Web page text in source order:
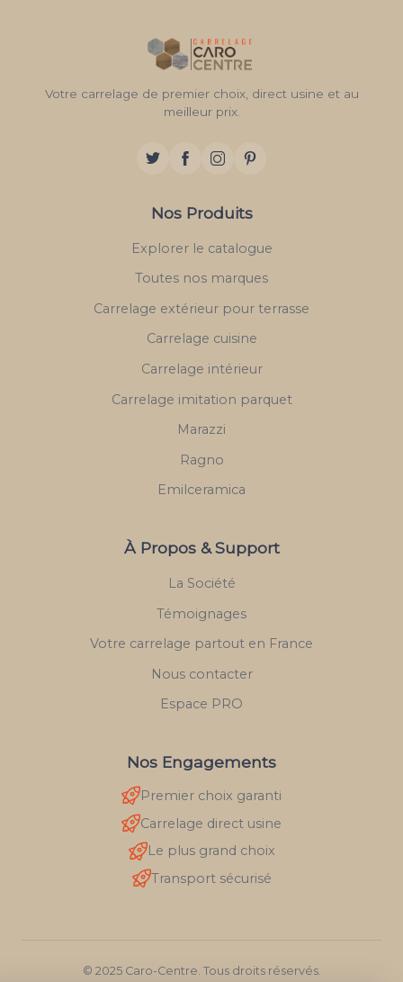
Votre carrelage de premier choix, direct usine et au
meilleur prix.
Nos Produits
Explorer le catalogue
Toutes nos marques
Carrelage extérieur pour terrasse
Carrelage cuisine
Carrelage intérieur
Carrelage imitation parquet
Marazzi
Ragno
Emilceramica
À Propos & Support
La Société
Témoignages
Votre carrelage partout en France
Nous contacter
Espace PRO
Nos Engagements
Premier choix garanti
Carrelage direct usine
Le plus grand choix
Transport sécurisé
© 2025 Caro-Centre. Tous droits réservés.